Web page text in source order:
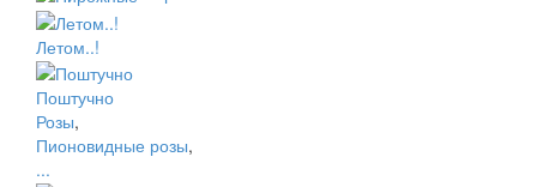
Летом..!
Поштучно
Розы,
Пионовидные розы,
...